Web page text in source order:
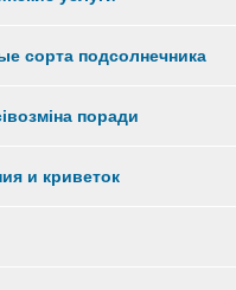
сорта подсолнечника
поради
и криветок